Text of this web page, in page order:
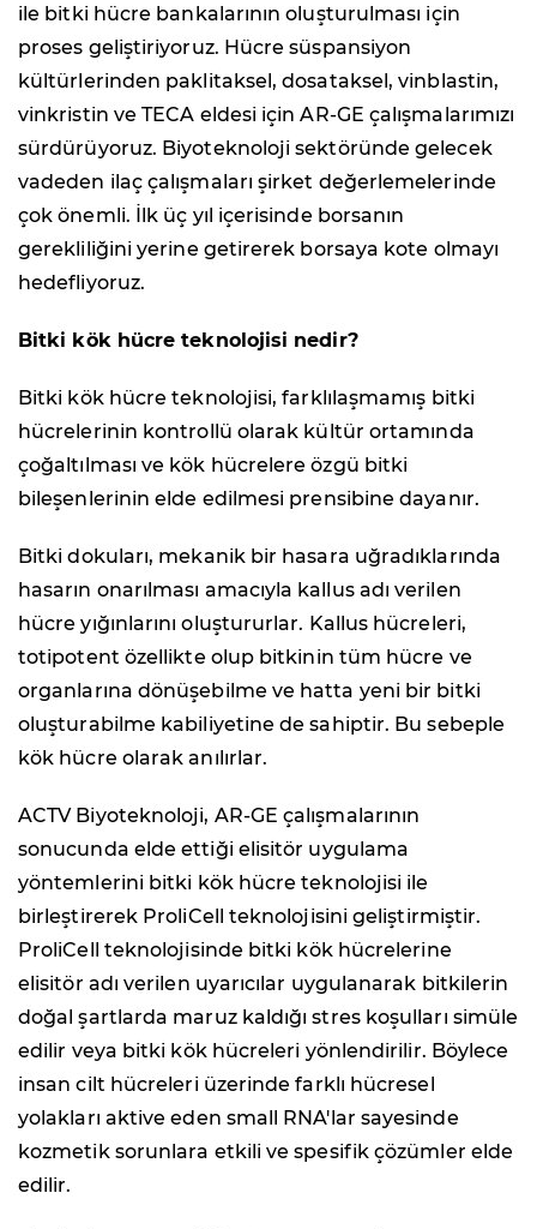
ile bitki hücre bankalarının oluşturulması için
proses geliştiriyoruz. Hücre süspansiyon
kültürlerinden paklitaksel, dosataksel, vinblastin,
vinkristin ve TECA eldesi için AR-GE çalışmalarımızı
sürdürüyoruz. Biyoteknoloji sektöründe gelecek
vadeden ilaç çalışmaları şirket değerlemelerinde
çok önemli. İlk üç yıl içerisinde borsanın
gerekliliğini yerine getirerek borsaya kote olmayı
hedefliyoruz.
Bitki kök hücre teknolojisi nedir?
Bitki kök hücre teknolojisi, farklılaşmamış bitki
hücrelerinin kontrollü olarak kültür ortamında
çoğaltılması ve kök hücrelere özgü bitki
bileşenlerinin elde edilmesi prensibine dayanır.
Bitki dokuları, mekanik bir hasara uğradıklarında
hasarın onarılması amacıyla kallus adı verilen
hücre yığınlarını oluştururlar. Kallus hücreleri,
totipotent özellikte olup bitkinin tüm hücre ve
organlarına dönüşebilme ve hatta yeni bir bitki
oluşturabilme kabiliyetine de sahiptir. Bu sebeple
kök hücre olarak anılırlar.
ACTV Biyoteknoloji, AR-GE çalışmalarının
sonucunda elde ettiği elisitör uygulama
yöntemlerini bitki kök hücre teknolojisi ile
birleştirerek ProliCell teknolojisini geliştirmiştir.
ProliCell teknolojisinde bitki kök hücrelerine
elisitör adı verilen uyarıcılar uygulanarak bitkilerin
doğal şartlarda maruz kaldığı stres koşulları simüle
edilir veya bitki kök hücreleri yönlendirilir. Böylece
insan cilt hücreleri üzerinde farklı hücresel
yolakları aktive eden small RNA'lar sayesinde
kozmetik sorunlara etkili ve spesifik çözümler elde
edilir.